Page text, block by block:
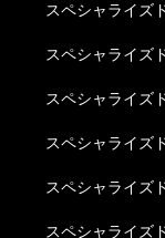
スペシャライズ
スペシャライズ
スペシャライズ
スペシャライズ
スペシャライズ
スペシャライズ